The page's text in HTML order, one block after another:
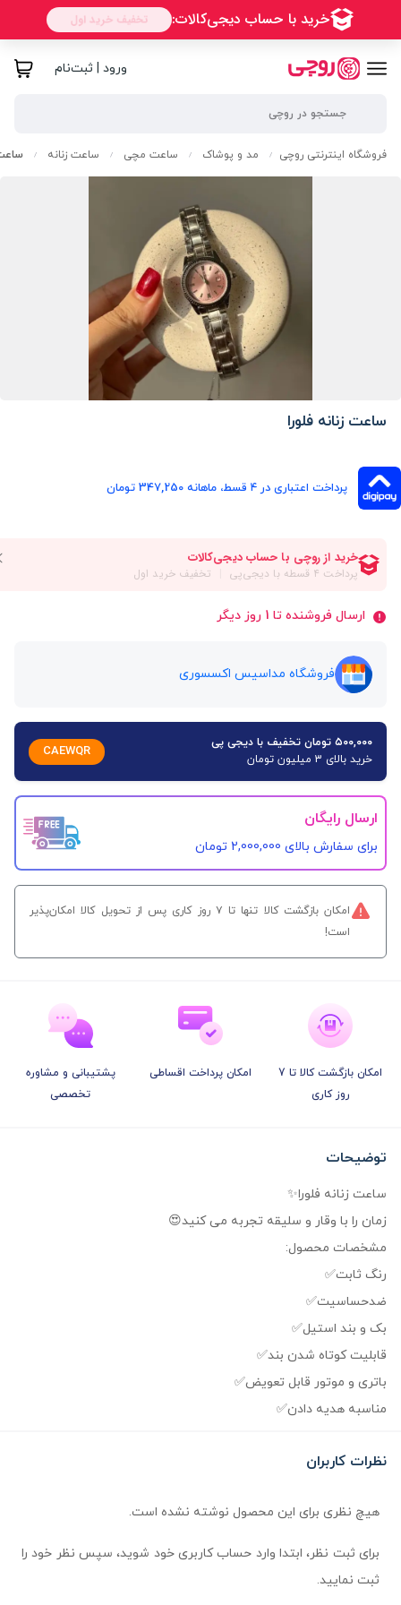
ورود | ثبت‌نام
فروشگاه اینترنتی روچی / مد و پوشاک / ساعت مچی / ساعت زنانه / ساعت
ساعت زنانه فلورا
پرداخت اعتباری در ۴ قسط، ماهانه 347,250 تومان
ارسال فروشنده تا 1 روز دیگر
فروشگاه مداسیس اکسسوری
۵۰۰,۰۰۰ تومان تخفیف با دیجی پی
خرید بالای 3 میلیون تومان
CAEWQR
ارسال رایگان
برای سفارش‌ بالای 2,000,000 تومان
امکان بازگشت کالا تنها تا ۷ روز کاری پس از تحویل کالا امکان‌پذیر
است!
امکان بازگشت کالا تا 7
روز کاری
امکان پرداخت اقساطی
پشتیبانی و مشاوره
تخصصی
توضیحات
ساعت زنانه فلورا✨
زمان را با وقار و سلیقه تجربه می کنید😍
مشخصات محصول:
رنگ ثابت✅
ضدحساسیت✅
بک و بند استیل✅
قابلیت کوتاه شدن بند✅
باتری و موتور قابل تعویض✅
مناسبه هدیه دادن✅
نظرات کاربران
هیچ نظری برای این محصول نوشته نشده است.
برای ثبت نظر، ابتدا وارد حساب کاربری خود شوید، سپس نظر خود را
ثبت نمایید.